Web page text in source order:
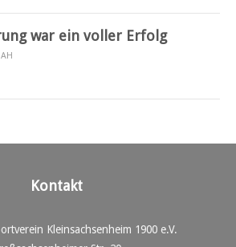
war ein voller Erfolg
Kontakt
Kleinsachsenheim 1900 e.V.